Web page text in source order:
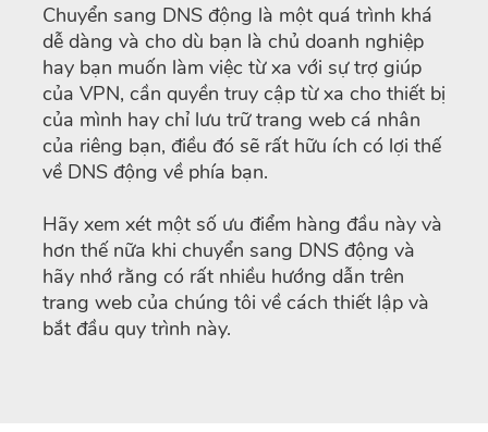
Chuyển sang DNS động là một quá trình khá
dễ dàng và cho dù bạn là chủ doanh nghiệp
hay bạn muốn làm việc từ xa với sự trợ giúp
của VPN, cần quyền truy cập từ xa cho thiết bị
của mình hay chỉ lưu trữ trang web cá nhân
của riêng bạn, điều đó sẽ rất hữu ích có lợi thế
về DNS động về phía bạn.
Hãy xem xét một số ưu điểm hàng đầu này và
hơn thế nữa khi chuyển sang DNS động và
hãy nhớ rằng có rất nhiều hướng dẫn trên
trang web của chúng tôi về cách thiết lập và
bắt đầu quy trình này.